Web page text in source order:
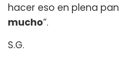
hacer eso en plena
mucho”.
S.G.